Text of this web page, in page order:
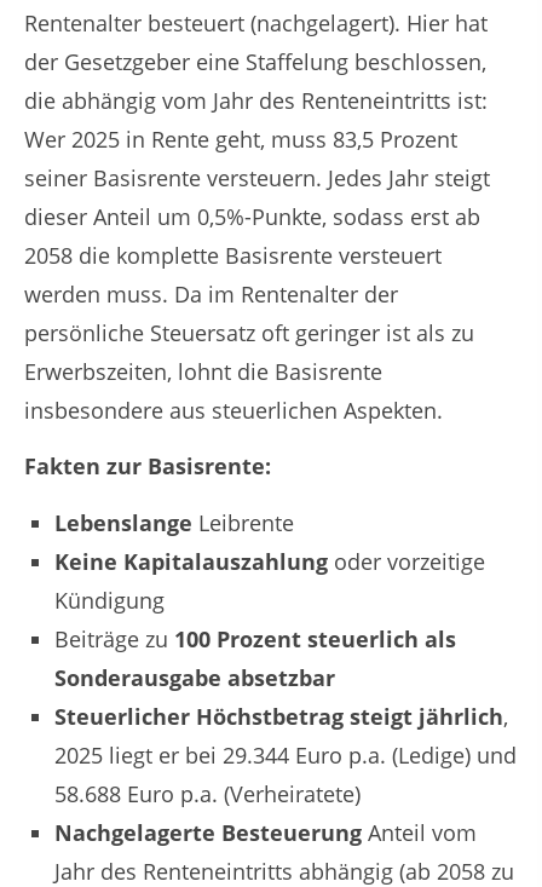
Rentenalter besteuert (nachgelagert). Hier hat
der Gesetzgeber eine Staffelung beschlossen,
die abhängig vom Jahr des Renteneintritts ist:
Wer 2025 in Rente geht, muss 83,5 Prozent
seiner Basisrente versteuern. Jedes Jahr steigt
dieser Anteil um 0,5%-Punkte, sodass erst ab
2058 die komplette Basisrente versteuert
werden muss. Da im Rentenalter der
persönliche Steuersatz oft geringer ist als zu
Erwerbszeiten, lohnt die Basisrente
insbesondere aus steuerlichen Aspekten.
Fakten zur Basisrente:
Lebenslange Leibrente
Keine Kapitalauszahlung oder vorzeitige
Kündigung
Beiträge zu 100 Prozent steuerlich als
Sonderausgabe absetzbar
Steuerlicher Höchstbetrag steigt jährlich,
2025 liegt er bei 29.344 Euro p.a. (Ledige) und
58.688 Euro p.a. (Verheiratete)
Nachgelagerte Besteuerung Anteil vom
Jahr des Renteneintritts abhängig (ab 2058 zu